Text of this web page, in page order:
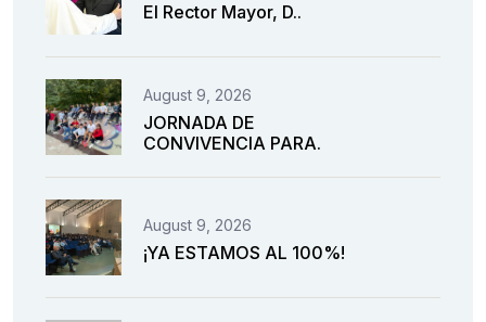
El Rector Mayor, D..
August 9, 2026
JORNADA DE
CONVIVENCIA PARA.
August 9, 2026
¡YA ESTAMOS AL 100%!